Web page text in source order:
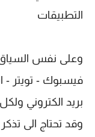
التطبيقات
وعلى نفس
فيسبوك - تويتر -
بريد الكتروني
وقد تحتاج الى